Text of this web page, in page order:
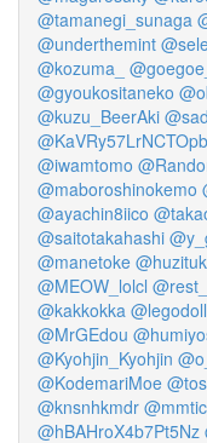
@tamanegi_sunaga
@underthemint
@kozuma_
@gyoukositaneko
@kuzu_BeerAki
@KaVRy57LrNCTOpb
@iwamtomo
@maboroshinokemo
@ayachin8iico
@saitotakahashi
@manetoke
@MEOW_lolcl
@kakkokka @legodoll
@MrGEdou
@Kyohjin_Kyohjin
@KodemariMoe
@knsnhkmdr
@hBAHroX4b7Pt5Nz